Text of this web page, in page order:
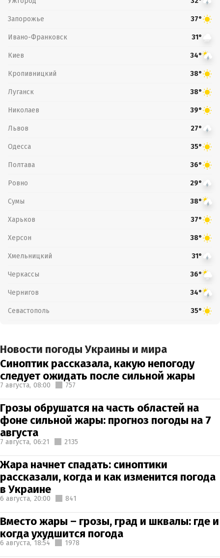
Запорожье 37°
Ивано-Франковск 31°
Киев 34°
Кропивницкий 38°
Луганск 38°
Николаев 39°
Львов 27°
Одесса 35°
Полтава 36°
Ровно 29°
Сумы 38°
Харьков 37°
Херсон 38°
Хмельницкий 31°
Черкассы 36°
Чернигов 34°
Севастополь 35°
Новости погоды Украины и мира
Синоптик рассказала, какую непогоду
следует ожидать после сильной жары
7 августа, 08:00 757
Грозы обрушатся на часть областей на
фоне сильной жары: прогноз погоды на 7
августа
7 августа, 06:21 2135
Жара начнет спадать: синоптики
рассказали, когда и как изменится погода
в Украине
6 августа, 20:00 841
Вместо жары – грозы, град и шквалы: где и
когда ухудшится погода
6 августа, 18:54 1978